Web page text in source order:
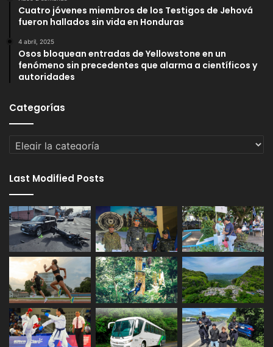
Cuatro jóvenes miembros de los Testigos de Jehová
fueron hallados sin vida en Honduras
4 abril, 2025
Osos bloquean entradas de Yellowstone en un
fenómeno sin precedentes que alarma a científicos y
autoridades
Categorías
Categorías
Last Modified Posts